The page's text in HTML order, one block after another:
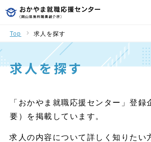
Top 求人を探す
求人を探す
「おかやま就職応援センター」登録
要）を掲載しています。
求人の内容について詳しく知りたい